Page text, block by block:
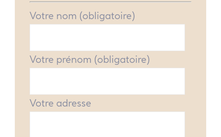
Votre nom (obligatoire)
Votre prénom (obligatoire)
Votre adresse